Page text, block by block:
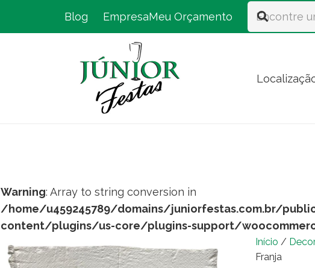
Blog EmpresaMeu Orçamento
Warning: Array to string conversion in
/home/u459245789/domains/juniorfestas.com.br/
content/plugins/us-core/plugins-support/
Início /
Franja